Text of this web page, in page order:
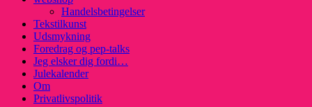
Handelsbetingelser
Tekstilkunst
Udsmykning
Foredrag og pep-talks
Jeg elsker dig fordi…
Julekalender
Om
Privatlivspolitik